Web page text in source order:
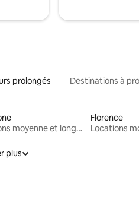
prolongés Destinations à
Locations moyenne et longue durée
Florence
plus